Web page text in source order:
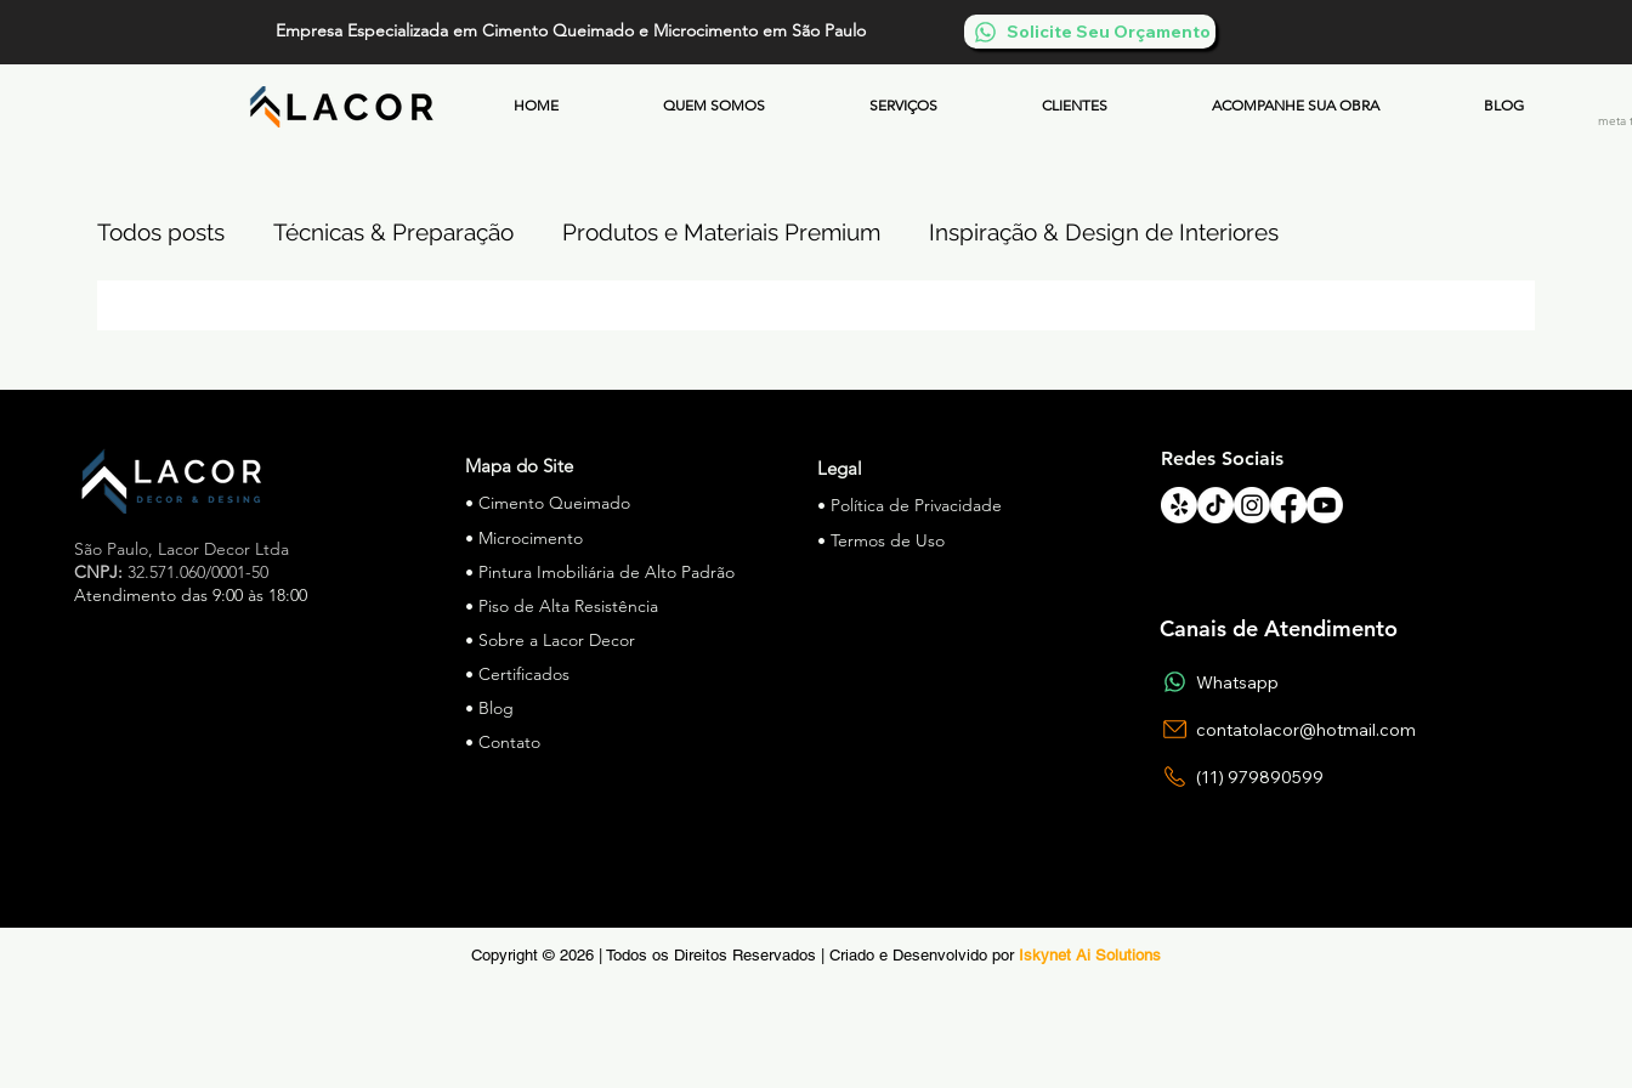
Empresa Especializada em Cimento Queimado e Microcimento em São Paulo Solicite Seu Orçamento
HOME QUEM SOMOS SERVIÇOS CLIENTES ACOMPANHE SUA OBRA BLOG
meta
Todos posts Técnicas & Preparação Produtos e Materiais Premium Inspiração & Design de Interiores
São Paulo, Lacor Decor Ltda
CNPJ: 32.571.060/0001-50
Atendimento das 9:00 às 18:00
Especialista em cimento queimado e microcimento em
São Paulo, a Lacor Decor atua há mais de 15 anos, a
Lacor Decor é especialista em cimento queimado e
microcimento em São Paulo, oferecendo soluções de
alto padrão para pisos e revestimentos. Referência no
Mapa do Site
• Cimento Queimado
• Microcimento
• Pintura Imobiliária de Alto Padrão
• Piso de Alta Resistência
• Sobre a Lacor Decor
• Certificados
• Blog
• Contato
Legal
• Política de Privacidade
• Termos de Uso
Redes Sociais
Canais de Atendimento
Whatsapp
contatolacor@hotmail.com
(11) 979890599
Copyright © 2026 | Todos os Direitos Reservados | Criado e Desenvolvido por Iskynet Ai Solutions